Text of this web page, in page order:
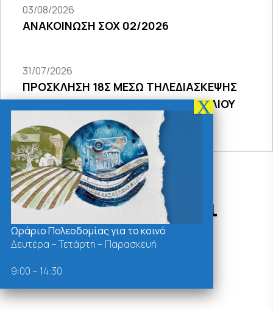
03/08/2026
ΑΝΑΚΟΙΝΩΣΗ ΣΟΧ 02/2026
31/07/2026
ΠΡΟΣΚΛΗΣΗ 18Σ ΜΕΣΩ ΤΗΛΕΔΙΑΣΚΕΨΗΣ
ΣΥΝΕΔΡΙΑΣΗΣ ΔΗΜΟΤΙΚΟΥ ΣΥΜΒΟΥΛΙΟΥ
Δράσεις - Χρήσιμοι
Σύνδεσμοι
Ωράριο Πολεοδομίας για το κοινό
Δευτέρα – Τετάρτη – Παρασκευή
9:00 – 14:30